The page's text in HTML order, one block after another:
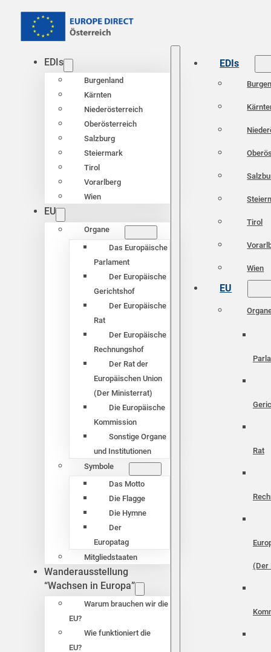
EDIs
Burgenland
Kärnten
Niederösterreich
Oberösterreich
Salzburg
Steiermark
Tirol
Vorarlberg
Wien
EU
Organe
Das Europäische
Parlament
Der Europäische
Gerichtshof
Der Europäische
Rat
Der Europäische
Rechnungshof
Der Rat der
Europäischen Union
(Der Ministerrat)
Die Europäische
Kommission
Sonstige Organe
und Institutionen
Symbole
Das Motto
Die Flagge
Die Hymne
Der
Europatag
Mitgliedstaaten
Wanderausstellung
“Wachsen in Europa”
Warum brauchen wir die
EU?
Wie funktioniert die
EU?
EDIs
Tirol
Wien
EU
Rat
(Der